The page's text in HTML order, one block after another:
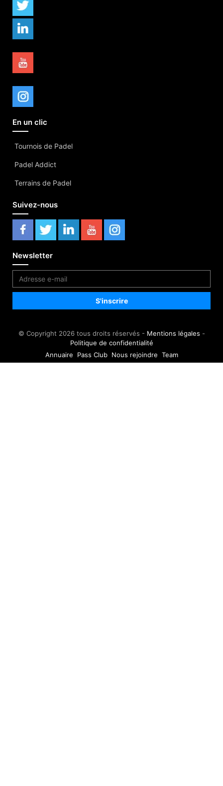
En un clic
Tournois de Padel
Padel Addict
Terrains de Padel
Suivez-nous
Newsletter
© Copyright 2026 tous droits réservés - Mentions légales -
Politique de confidentialité
Annuaire
Pass Club Nous rejoindre Team